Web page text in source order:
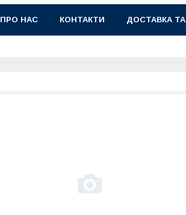
ПРО НАС КОНТАКТИ ДОСТАВКА